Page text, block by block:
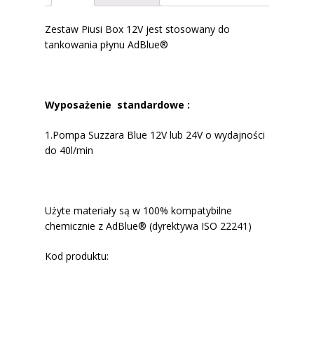
Zestaw Piusi Box 12V jest stosowany do
tankowania płynu AdBlue®
Wyposażenie standardowe :
1.Pompa Suzzara Blue 12V lub 24V o wydajności
do 40l/min
Użyte materiały są w 100% kompatybilne
chemicznie z AdBlue® (dyrektywa ISO 22241)
Kod produktu: